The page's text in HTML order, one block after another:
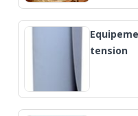
tension